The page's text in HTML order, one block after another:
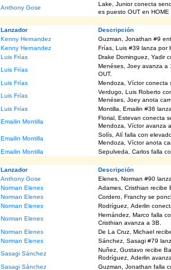
Anthony Gose
Lake, Junior conecta
es puesto OUT en HOME
Lanzador
Descripción
Kenny Hernandez
Guzman, Jonathan #9
Kenny Hernandez
Frías, Luis #39
Luis Frías
Drake Dominguez, Yadir
Luis Frías
Menéses, Joey avanza a
OUT.
Luis Frías
Mendoza, Víctor conecta
Luis Frías
Verdugo, Luis Roberto
Menéses, Joey anota
Luis Frías
Montilla,
Emailin Montilla
Florial, Estevan conecta
Mendoza, Víctor avanza
Emailin Montilla
Solís, Alí falla con
Mendoza, Víctor anota
Emailin Montilla Sepulveda, Carlos falla
Lanzador
Descripción
Anthony Gose
Elenes, Norman #90
Norman Elenes
Adames, Cristhian recibe
Norman Elenes
Cordero, Franchy se
Norman Elenes
Norman Elenes
Hernández, Marco falla con
Cristhian avanza a 3B.
Norman Elenes
De La Cruz, Michael
Norman Elenes
Sánchez, Sasagi #79
Sasagi Sánchez
Nuñez, Gustavo recibe
Sasagi Sánchez Guzman, Jonathan falla